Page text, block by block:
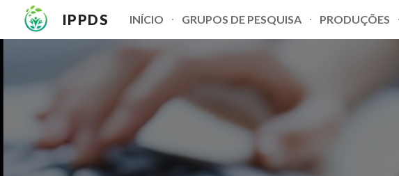
Skip to main content
IPPDS INÍCIO GRUPOS DE PESQUISA PRODUÇÕES